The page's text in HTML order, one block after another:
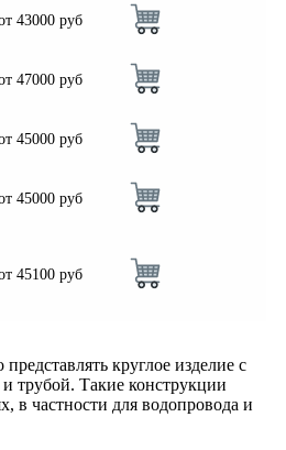
43000 руб
47000 руб
45000 руб
45000 руб
45100 руб
круглое изделие с
трубой. Такие конструкции
в частности для водопровода и